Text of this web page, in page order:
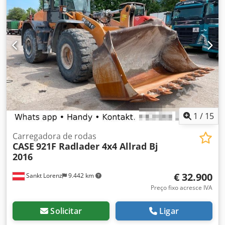
1 / 15
Sankt Lorenz 9.442 km
Carregadora de rodas
CASE 921F Radlader 4x4 Allrad Bj
2016
€ 32.900
Preço fixo acresce IVA
Solicitar Ligar